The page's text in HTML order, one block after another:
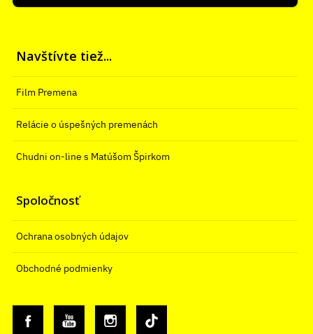
Navštívte tiež...
Film Premena
Relácie o úspešných premenách
Chudni on-line s Matúšom Špirkom
Spoločnosť
Ochrana osobných údajov
Obchodné podmienky